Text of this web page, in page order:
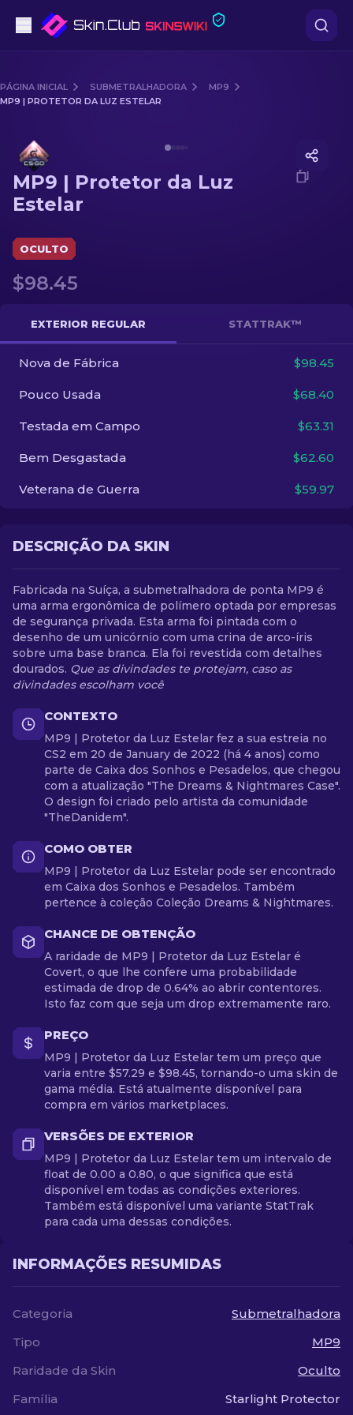
Nível intermédio
Rifles de Precisão
Luvas
Outro
PT-BR
PÁGINA INICIAL SUBMETRALHADORA
MP9
MP9 | PROTETOR DA LUZ ESTELAR
MP9 | Protetor da Luz
Estelar
OCULTO
$98.45
EXTERIOR REGULAR STATTRAK™
Nova de Fábrica $98.45
Pouco Usada $68.40
Testada em Campo $63.31
Bem Desgastada $62.60
Veterana de Guerra $59.97
DESCRIÇÃO DA SKIN
Fabricada na Suíça, a submetralhadora de ponta MP9 é
uma arma ergonômica de polímero optada por empresas
de segurança privada. Esta arma foi pintada com o
desenho de um unicórnio com uma crina de arco-íris
sobre uma base branca. Ela foi revestida com detalhes
dourados. Que as divindades te protejam, caso as
divindades escolham você
CONTEXTO
MP9 | Protetor da Luz Estelar fez a sua estreia no
CS2 em 20 de January de 2022 (há 4 anos) como
parte de Caixa dos Sonhos e Pesadelos, que chegou
com a atualização "The Dreams & Nightmares Case".
O design foi criado pelo artista da comunidade
"TheDanidem".
COMO OBTER
MP9 | Protetor da Luz Estelar pode ser encontrado
em Caixa dos Sonhos e Pesadelos. Também
pertence à coleção Coleção Dreams & Nightmares.
CHANCE DE OBTENÇÃO
A raridade de MP9 | Protetor da Luz Estelar é
Covert, o que lhe confere uma probabilidade
estimada de drop de 0.64% ao abrir contentores.
Isto faz com que seja um drop extremamente raro.
PREÇO
MP9 | Protetor da Luz Estelar tem um preço que
varia entre $57.29 e $98.45, tornando-o uma skin de
gama média. Está atualmente disponível para
compra em vários marketplaces.
VERSÕES DE EXTERIOR
MP9 | Protetor da Luz Estelar tem um intervalo de
float de 0.00 a 0.80, o que significa que está
disponível em todas as condições exteriores.
Também está disponível uma variante StatTrak
para cada uma dessas condições.
INFORMAÇÕES RESUMIDAS
Categoria
Submetralhadora
Tipo
MP9
Raridade da Skin
Oculto
Família
Starlight Protector